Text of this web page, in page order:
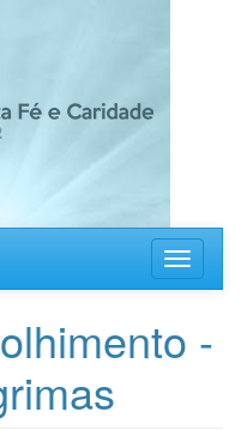
Toggle
-